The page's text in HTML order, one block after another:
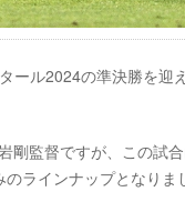
ール2024の準決勝を
剛監督ですが、この試
ラインナップとなりま